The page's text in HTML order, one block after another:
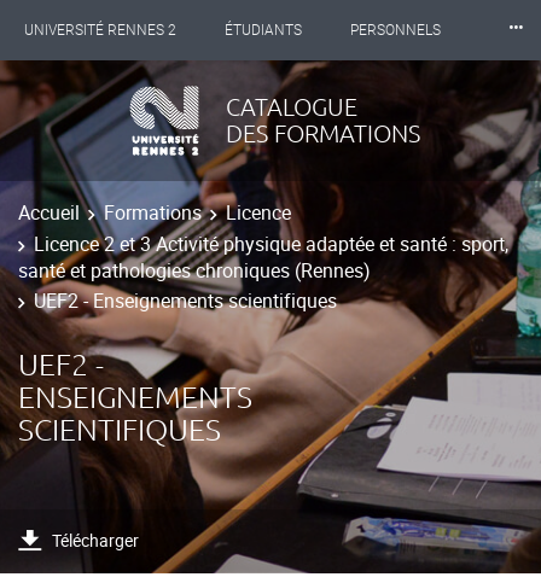
UNIVERSITÉ RENNES 2 ÉTUDIANTS PERSONNELS
INTERNATIONAL PROFESSIONNELS BIBLIOTHÈQUES
LES NOUVELLES DE RENNES 2
⸱⸱⸱
CATALOGUE
DES FORMATIONS
Accueil Formations
Licence
Licence 2 et 3 Activité physique adaptée et santé : sport,
santé et pathologies chroniques (Rennes)
UEF2 - Enseignements scientifiques
UEF2 -
ENSEIGNEMENTS
SCIENTIFIQUES
Télécharger